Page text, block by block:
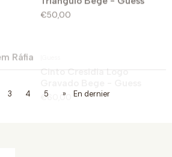
Cinto Cresidia Logo
3 4 5 » En dernier